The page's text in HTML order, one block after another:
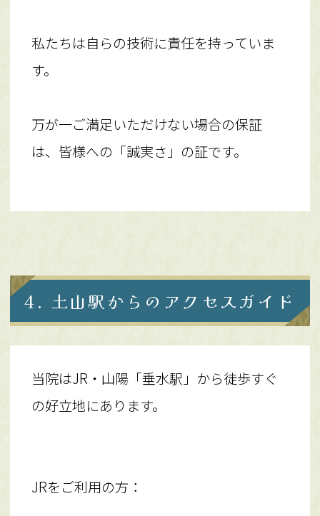
私たちは自らの技術に責任を持っていま
す。
万が一ご満足いただけない場合の保証
は、皆様への「誠実さ」の証です。
4. 土山駅からのアクセスガイド
当院はJR・山陽「垂水駅」から徒歩すぐ
の好立地にあります。
JRをご利用の方：